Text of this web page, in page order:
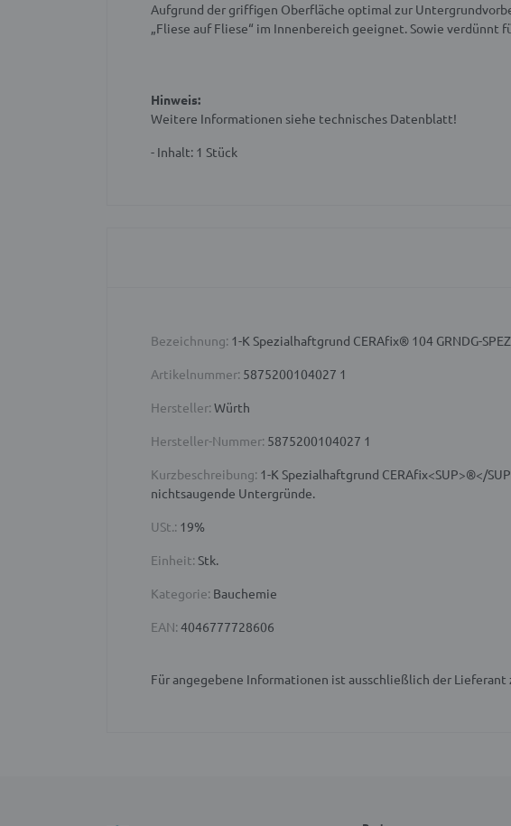
Aufgrund der griffigen Oberfläche optimal zur
„Fliese auf Fliese“ im Innenbereich geeignet. Sowie verdünnt
Hinweis:
Weitere Informationen siehe technisches Datenblatt!
- Inhalt: 1 Stück
Bezeichnung: 1-K Spezialhaftgrund CERAfix® 104 GRNDG-
Artikelnummer: 5875200104027 1
Hersteller: Würth
Hersteller-Nummer: 5875200104027 1
Kurzbeschreibung: 1-K Spezialhaftgrund CERAfix<SUP>®</
nichtsaugende Untergründe.
USt.: 19%
Einheit: Stk.
Kategorie: Bauchemie
EAN: 4046777728606
Für angegebene Informationen ist ausschließlich der Lieferant